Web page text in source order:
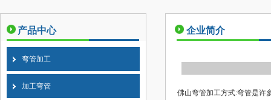
产品中心
弯管加工
加工弯管
企业简介
佛山弯管加工方式:弯管是许